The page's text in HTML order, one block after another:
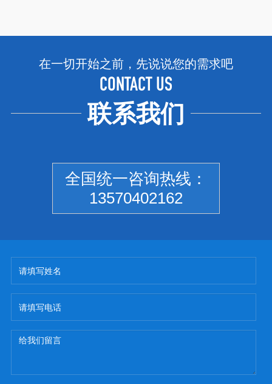
在一切开始之前，先说说您的需求吧
CONTACT US
联系我们
全国统一咨询热线：
13570402162